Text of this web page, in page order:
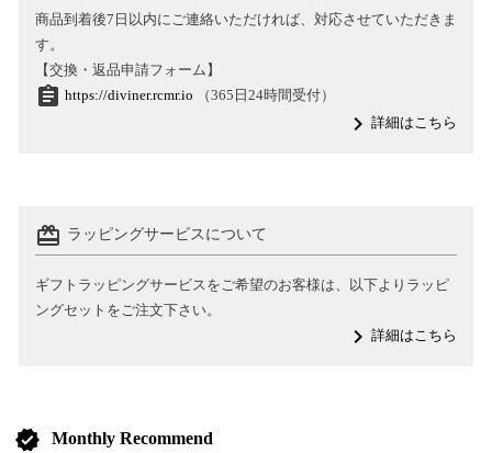
商品到着後7日以内にご連絡いただければ、対応させていただきま
す。
【交換・返品申請フォーム】
assignment https://diviner.rcmr.io （365日24時間受付）
navigate_next詳細はこちら
card_giftcard ラッピングサービスについて
ギフトラッピングサービスをご希望のお客様は、以下よりラッピ
ングセットをご注文下さい。
navigate_next詳細はこちら
verified Monthly Recommend